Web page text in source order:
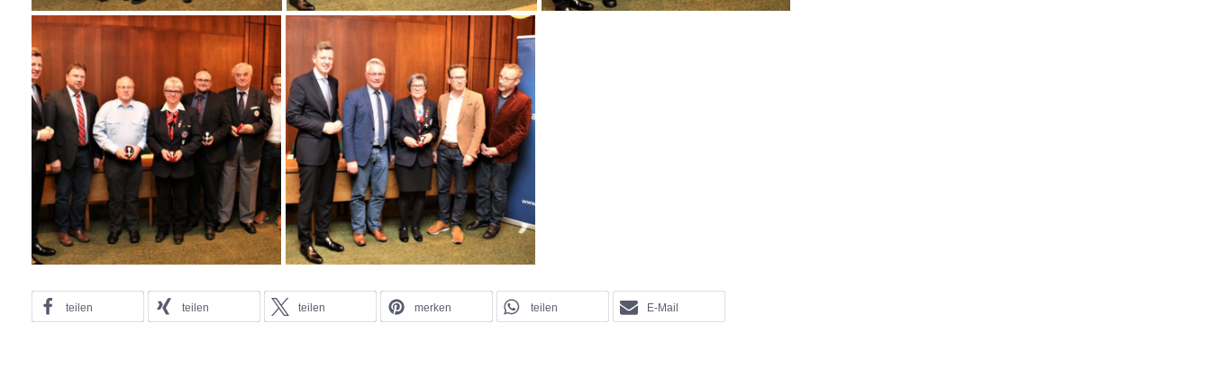
teilen teilen teilen merken teilen E-Mail